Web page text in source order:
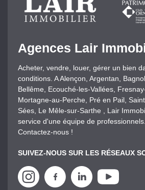
Agences Lair
Acheter, vendre, louer, gérer un bien
conditions. A Alençon, Argentan,
Bellême, Ecouché-les-Vallées,
Mortagne-au-Perche, Pré en Pail,
Sées, Le Mêle-sur-Sarthe , Lair
service d'une équipe de professionnels.
Contactez-nous !
SUIVEZ-NOUS SUR LES RÉSEAUX